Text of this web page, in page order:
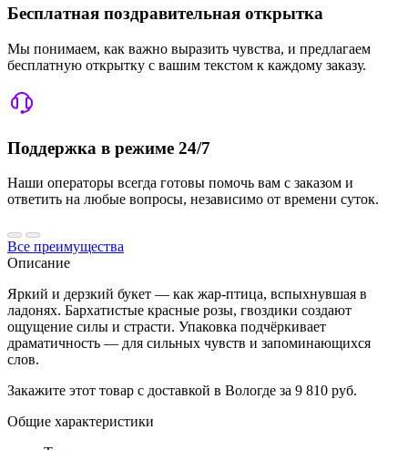
Бесплатная поздравительная открытка
Мы понимаем, как важно выразить чувства, и предлагаем
бесплатную открытку с вашим текстом к каждому заказу.
Поддержка в режиме 24/7
Наши операторы всегда готовы помочь вам с заказом и
ответить на любые вопросы, независимо от времени суток.
Все преимущества
Описание
Яркий и дерзкий букет — как жар-птица, вспыхнувшая в
ладонях. Бархатистые красные розы, гвоздики создают
ощущение силы и страсти. Упаковка подчёркивает
драматичность — для сильных чувств и запоминающихся
слов.
Закажите этот товар с доставкой в Вологде за 9 810 руб.
Общие характеристики